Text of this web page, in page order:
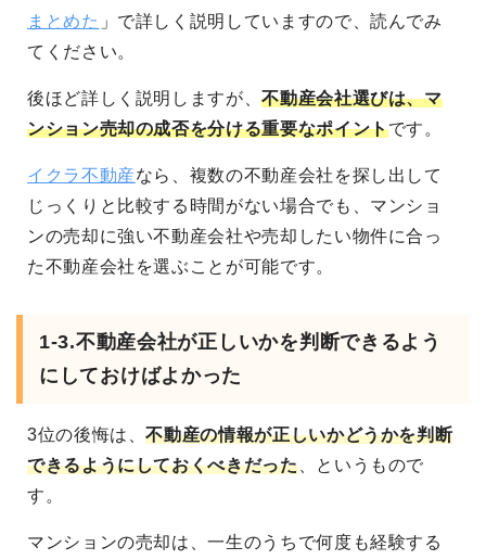
まとめた 」で詳しく説明していますので、読んでみ
てください。
後ほど詳しく説明しますが、不動産会社選びは、マ
ンション売却の成否を分ける重要なポイントです。
イクラ不動産なら、複数の不動産会社を探し出して
じっくりと比較する時間がない場合でも、マンショ
ンの売却に強い不動産会社や売却したい物件に合っ
た不動産会社を選ぶことが可能です。
1-3.不動産会社が正しいかを判断できるよう
にしておけばよかった
3位の後悔は、不動産の情報が正しいかどうかを判断
できるようにしておくべきだった、というもので
す。
マンションの売却は、一生のうちで何度も経験する